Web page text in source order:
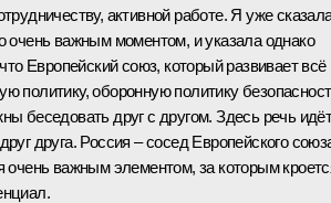
активной работе. Я уже
очень важным моментом, и указала однако
Европейский союз, который развивает всё
политику, оборонную политику
беседовать друг с другом. Здесь речь
друга. Россия – сосед Европейского
очень важным элементом, за которым